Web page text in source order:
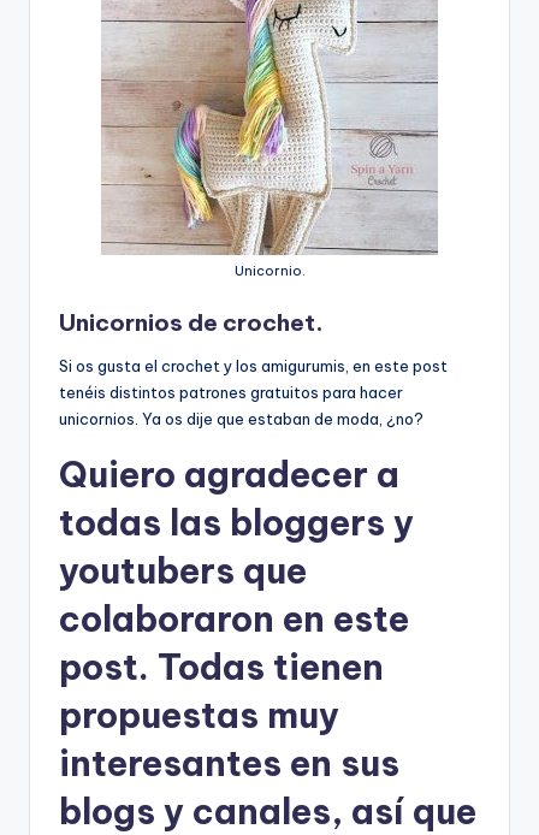
Unicornio.
Unicornios de crochet.
Si os gusta el crochet y los amigurumis, en este post
tenéis distintos patrones gratuitos para hacer
unicornios. Ya os dije que estaban de moda, ¿no?
Quiero agradecer a
todas las bloggers y
youtubers que
colaboraron en este
post. Todas tienen
propuestas muy
interesantes en sus
blogs y canales, así que